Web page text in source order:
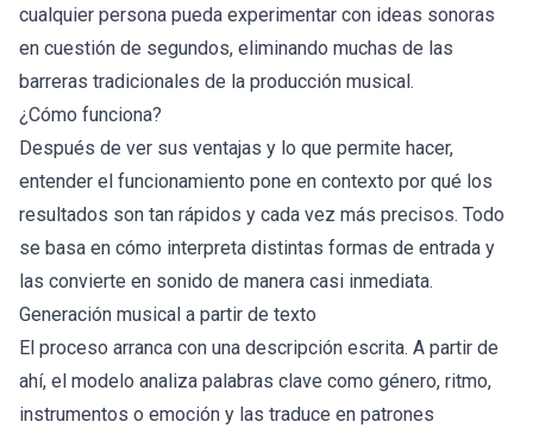
cualquier persona pueda experimentar con ideas sonoras
en cuestión de segundos, eliminando muchas de las
barreras tradicionales de la producción musical.
¿Cómo funciona?
Después de ver sus ventajas y lo que permite hacer,
entender el funcionamiento pone en contexto por qué los
resultados son tan rápidos y cada vez más precisos. Todo
se basa en cómo interpreta distintas formas de entrada y
las convierte en sonido de manera casi inmediata.
Generación musical a partir de texto
El proceso arranca con una descripción escrita. A partir de
ahí, el modelo analiza palabras clave como género, ritmo,
instrumentos o emoción y las traduce en patrones